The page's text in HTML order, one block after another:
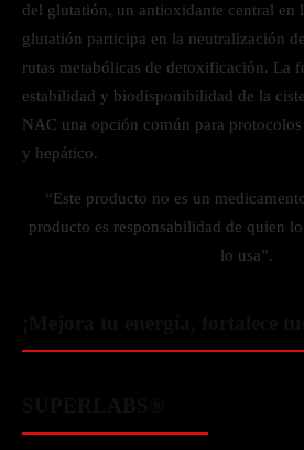
del glutatión, un antioxidante central en
glutatión participa en la neutralización
rutas metabólicas de detoxificación. La
estabilidad y biodisponibilidad de la
NAC una opción común para
y hepático.
“Este producto no es un
producto es responsabilidad de quien
lo usa”.